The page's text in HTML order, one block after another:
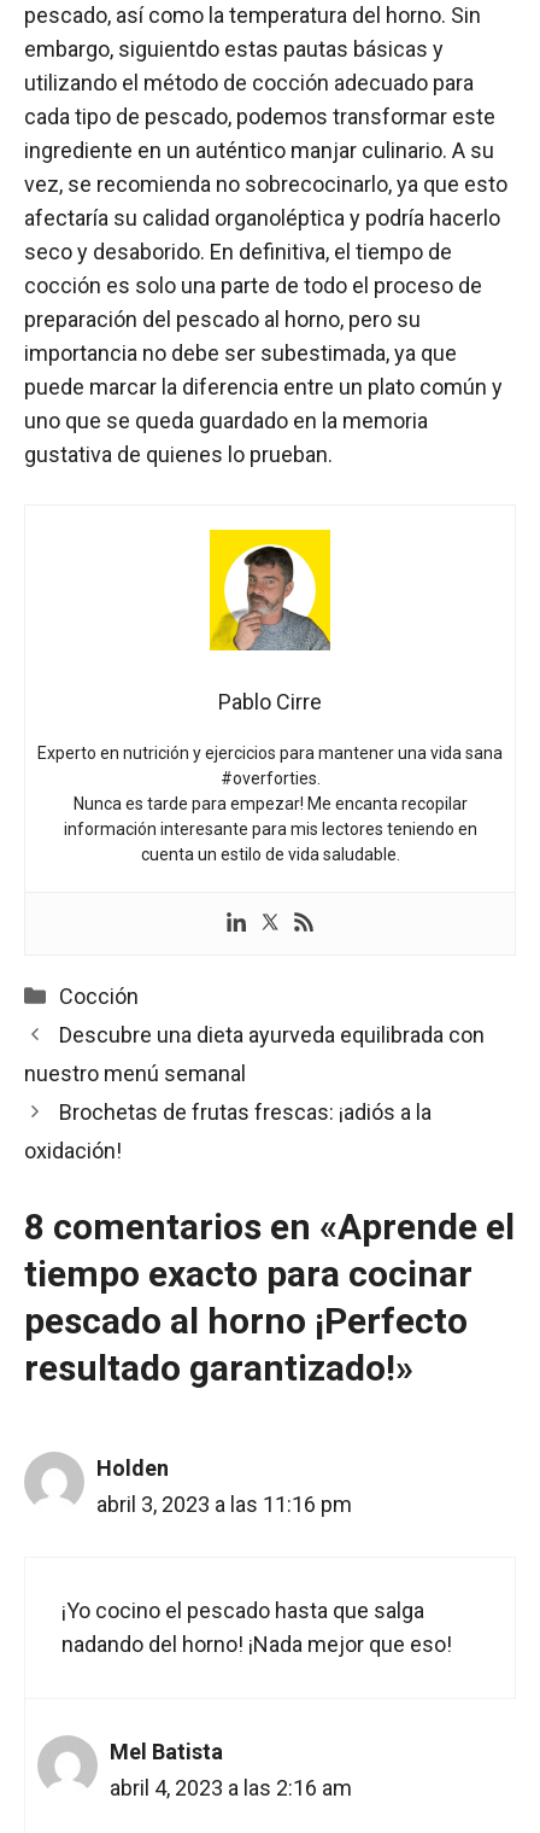
pescado, así como la temperatura del horno. Sin
embargo, siguientdo estas pautas básicas y
utilizando el método de cocción adecuado para
cada tipo de pescado, podemos transformar este
ingrediente en un auténtico manjar culinario. A su
vez, se recomienda no sobrecocinarlo, ya que esto
afectaría su calidad organoléptica y podría hacerlo
seco y desaborido. En definitiva, el tiempo de
cocción es solo una parte de todo el proceso de
preparación del pescado al horno, pero su
importancia no debe ser subestimada, ya que
puede marcar la diferencia entre un plato común y
uno que se queda guardado en la memoria
gustativa de quienes lo prueban.
Pablo Cirre
Experto en nutrición y ejercicios para mantener una vida sana
#overforties.
Nunca es tarde para empezar! Me encanta recopilar
información interesante para mis lectores teniendo en
cuenta un estilo de vida saludable.
Categorías
Cocción
Descubre una dieta ayurveda equilibrada con
nuestro menú semanal
Brochetas de frutas frescas: ¡adiós a la
oxidación!
8 comentarios en «Aprende el
tiempo exacto para cocinar
pescado al horno ¡Perfecto
resultado garantizado!»
Holden
abril 3, 2023 a las 11:16 pm
¡Yo cocino el pescado hasta que salga
nadando del horno! ¡Nada mejor que eso!
Mel Batista
abril 4, 2023 a las 2:16 am